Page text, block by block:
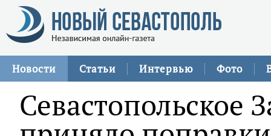
Новости Статьи Интервью Фото
Севастопольское